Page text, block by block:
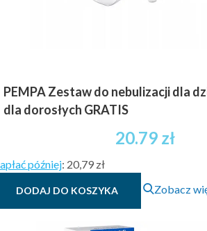
PEMPA Zestaw do nebulizacji dla
dla dorosłych GRATIS
20.79 zł
później: 20,79 zł
DODAJ DO KOSZYKA Zobacz